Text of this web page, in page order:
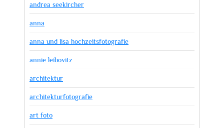
andrea seekircher
anna
anna und lisa hochzeitsfotografie
annie leibovitz
architektur
architekturfotografie
art foto